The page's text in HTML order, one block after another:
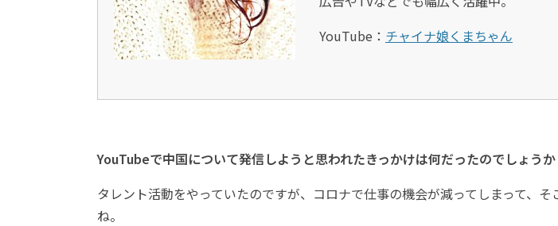
YouTube： チャイナ娘くまちゃん
YouTubeで中国について発信しようと思われたきっかけは何だったのでしょうか
タレント活動をやっていたのですが、コロナで仕事の機会が減ってしまって、
ね。